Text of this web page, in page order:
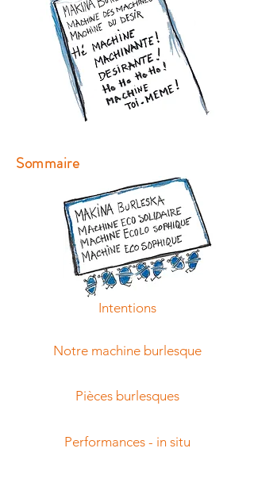
Sommaire
Intentions
Notre machine burlesque
Pièces burlesques
Performances - in situ